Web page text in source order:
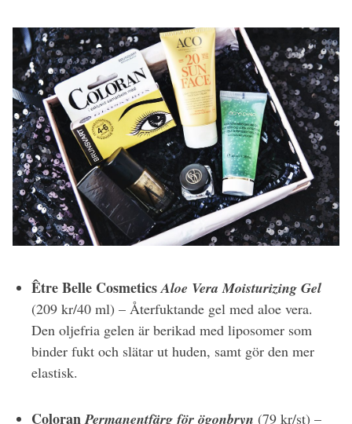
Être Belle CosmeticsAloe Vera Moisturizing Gel
(209 kr/40 ml) – Återfuktande gel med aloe vera.
Den oljefria gelen är berikad med liposomer som
binder fukt och slätar ut huden, samt gör den mer
elastisk.
ColoranPermanentfärg för ögonbryn (79 kr/st) –